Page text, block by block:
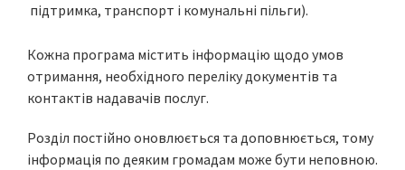
підтримка, транспорт і комунальні пільги).
Кожна програма містить інформацію щодо умов
отримання, необхідного переліку документів та
контактів надавачів послуг.
Розділ постійно оновлюється та доповнюється, тому
інформація по деяким громадам може бути неповною.